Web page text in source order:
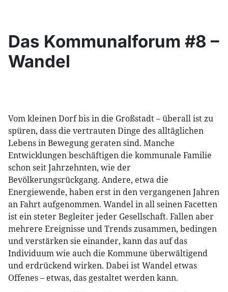
Das Kommunalforum #8 –
Wandel
Vom kleinen Dorf bis in die Großstadt – überall ist zu
spüren, dass die vertrauten Dinge des alltäglichen
Lebens in Bewegung geraten sind. Manche
Entwicklungen beschäftigen die kommunale Familie
schon seit Jahrzehnten, wie der
Bevölkerungsrückgang. Andere, etwa die
Energiewende, haben erst in den vergangenen Jahren
an Fahrt aufgenommen. Wandel in all seinen Facetten
ist ein steter Begleiter jeder Gesellschaft. Fallen aber
mehrere Ereignisse und Trends zusammen, bedingen
und verstärken sie einander, kann das auf das
Individuum wie auch die Kommune überwältigend
und erdrückend wirken. Dabei ist Wandel etwas
Offenes – etwas, das gestaltet werden kann.